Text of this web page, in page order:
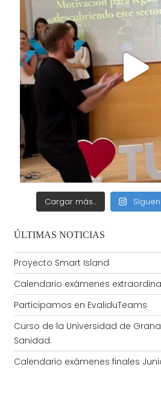
Cargar más...
ÚLTIMAS NOTICIAS
Proyecto Smart Island
Calendario exámenes
Participamos en EvaliduTeams
Curso de la Universidad de
Sanidad.
Calendario exámenes finales